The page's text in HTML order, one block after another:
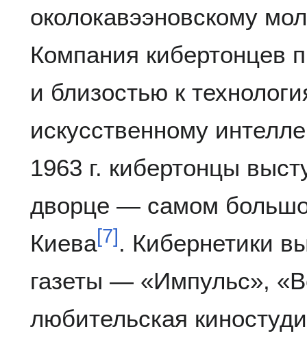
околокавээновскому
Компания кибертонцев
и близостью к
искусственному
1963 г. кибертонцы
дворце — самом
Киева[7] . Кибернетики
газеты — «Импульс»,
любительская